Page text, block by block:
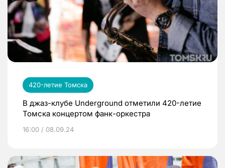
420-летие Томска
В джаз-клубе Underground отметили 420-летие
Томска концертом фанк-оркестра
16:00 / 08.09.24